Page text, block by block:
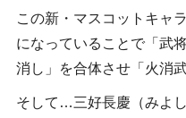
この新・マスコットキャ
になっていることで「武
消し」を合体させ「火消
そして…三好長慶（みよ